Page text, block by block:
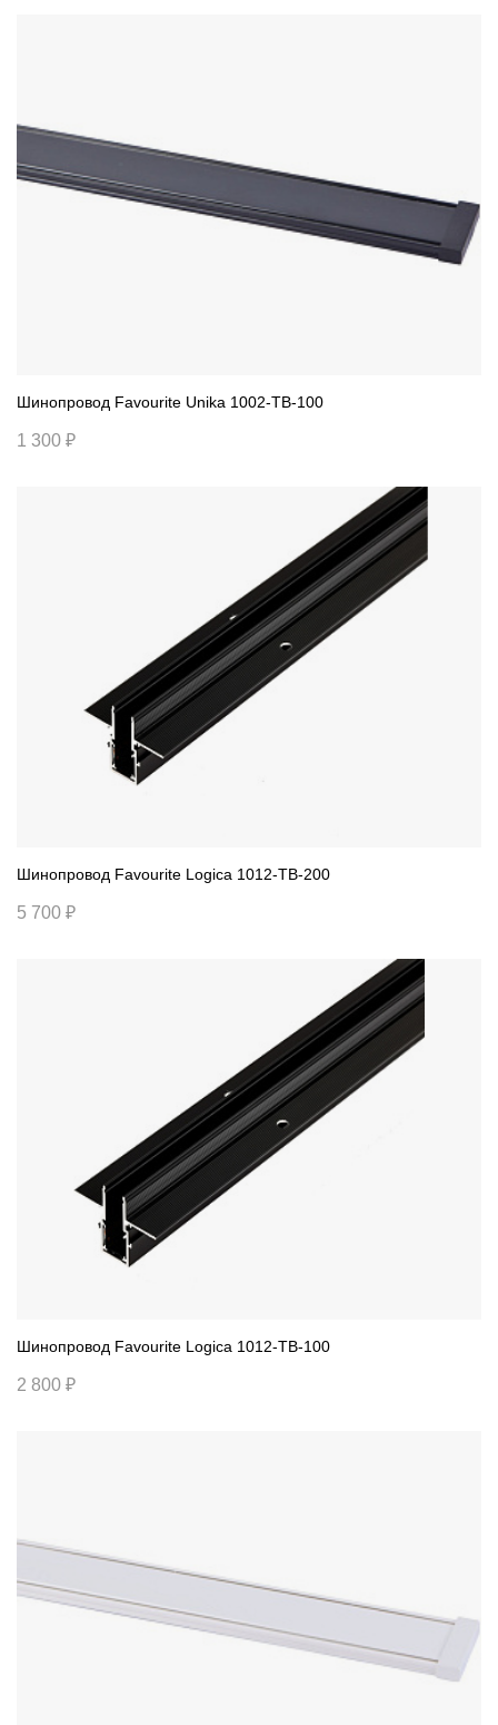
Шинопровод Favourite Unika 1002-TB-100
1 300 ₽
Шинопровод Favourite Logica 1012-TB-200
5 700 ₽
Шинопровод Favourite Logica 1012-TB-100
2 800 ₽